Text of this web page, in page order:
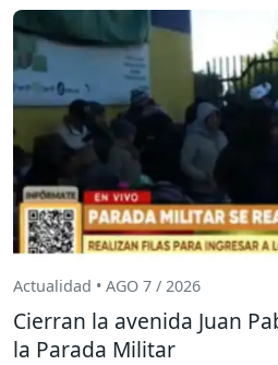
Actualidad • AGO 7 / 2026
Cierran la avenida Juan
la Parada Militar